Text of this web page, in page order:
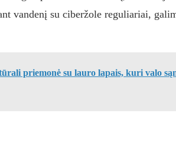
vandenį su ciberžole reguliariai,
priemonė su lauro lapais, kuri valo